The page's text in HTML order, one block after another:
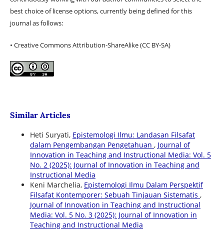
best choice of license options, currently being defined for this
journal as follows:
• Creative Commons Attribution-ShareAlike (CC BY-SA)
Similar Articles
Heti Suryati, Epistemologi Ilmu: Landasan Filsafat
dalam Pengembangan Pengetahuan , Journal of
Innovation in Teaching and Instructional Media: Vol. 5
No. 2 (2025): Journal of Innovation in Teaching and
Instructional Media
Keni Marchelia, Epistemologi Ilmu Dalam Perspektif
Filsafat Kontemporer: Sebuah Tinjauan Sistematis ,
Journal of Innovation in Teaching and Instructional
Media: Vol. 5 No. 3 (2025): Journal of Innovation in
Teaching and Instructional Media